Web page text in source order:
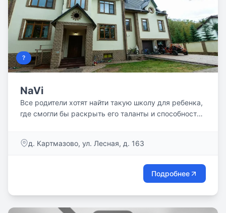
?
NaVi
Все родители хотят найти такую школу для ребенка,
где смогли бы раскрыть его таланты и способности,
обеспечивает идеальные условия для того, чтобы
д. Картмазово, ул. Лесная, д. 163
Подробнее